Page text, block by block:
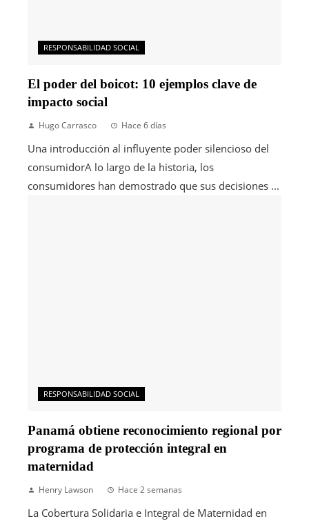
RESPONSABILIDAD SOCIAL
El poder del boicot: 10 ejemplos clave de
impacto social
Hugo Carrasco Hace 6 días
Una introducción al influyente poder silencioso del
consumidorA lo largo de la historia, los
consumidores han demostrado que sus decisiones ...
RESPONSABILIDAD SOCIAL
Panamá obtiene reconocimiento regional por
programa de protección integral en
maternidad
Henry Lawson Hace 2 semanas
La Cobertura Solidaria e Integral de Maternidad en